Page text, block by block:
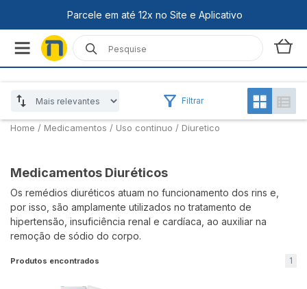
Filtrar
Home / Medicamentos / Uso continuo / Diuretico
Medicamentos Diuréticos
Os remédios diuréticos atuam no funcionamento dos rins e,
por isso, são amplamente utilizados no tratamento de
hipertensão, insuficiência renal e cardíaca, ao auxiliar na
remoção de sódio do corpo.
Produtos encontrados 1